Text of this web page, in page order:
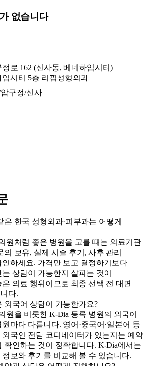
없습니다
로 162 (신사동, 베네하임시티)
임시티 5층 리핌성형외과
구정/신사
은 한국 성형외과·피부과는 어떻게
원처럼 좋은 병원을 고를 때는 의료기관
의 보유, 실제 시술 후기, 사후 관리
인하세요. 가격만 보고 결정하기보다
상담이 가능한지 살피는 것이
의료 행위이므로 최종 선택 전 대면
다.
외국어 상담이 가능한가요?
원을 비롯한 K-Dia 등록 병원의 외국어
마다 다릅니다. 영어·중국어·일본어 등
외국인 전담 코디네이터가 있는지는 예약
확인하는 것이 정확합니다. K-Dia에서는
정보와 후기를 비교해 볼 수 있습니다.